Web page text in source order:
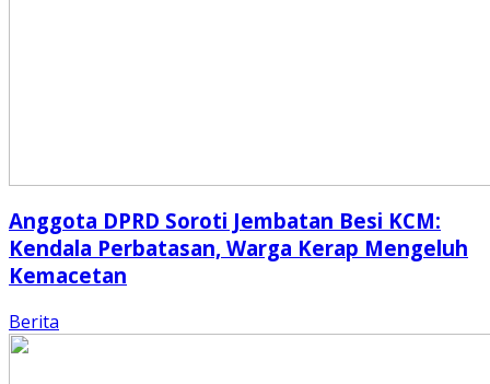
Anggota DPRD Soroti Jembatan Besi KCM:
Kendala Perbatasan, Warga Kerap Mengeluh
Kemacetan
Berita